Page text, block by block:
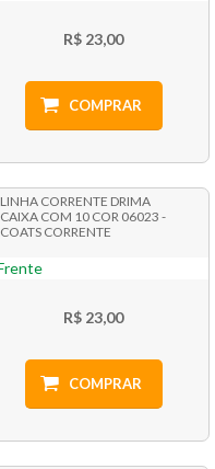
R$ 23,00
COMPRAR
LINHA CORRENTE DRIMA
CAIXA COM 10 COR 06023 -
COATS CORRENTE
R$ 23,00
COMPRAR